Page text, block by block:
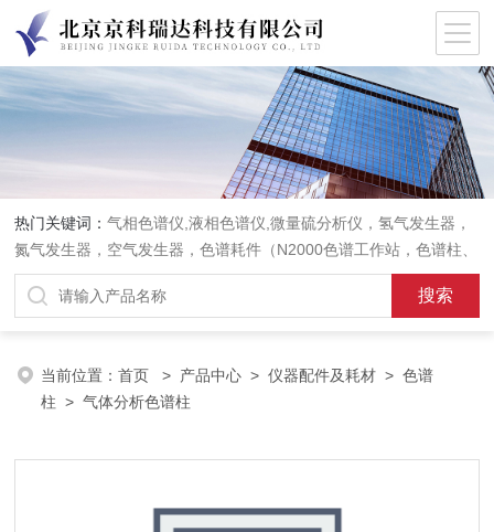
热门关键词：气相色谱仪,液相色谱仪,微量硫分析仪，氢气发生器，
氮气发生器，空气发生器，色谱耗件（N2000色谱工作站，色谱柱、
阀件、进样器、色谱担体），顶空进样器，热解析仪，紫外分光光度
计，原子吸收分光光度计，傅立叶红外光谱仪，分析天平等常规实验
当前位置：首页 > 产品中心 >仪器配件及耗材 >色谱
柱 > 气体分析色谱柱